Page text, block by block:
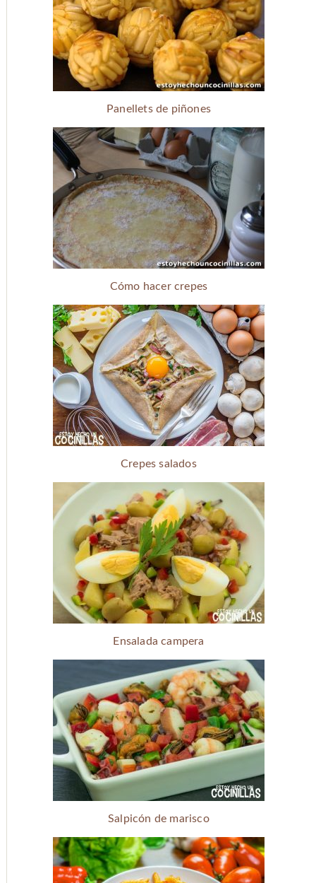
Panellets de piñones
Cómo hacer crepes
Crepes salados
Ensalada campera
Salpicón de marisco